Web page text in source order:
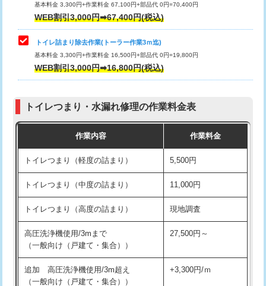
基本料金 3,300円+作業料金 67,100円+部品代 0円=70,400円
WEB割引3,000円➡67,400円(税込)
トイレ詰まり除去作業(トーラー作業3ｍ迄)
基本料金 3,300円+作業料金 16,500円+部品代 0円=19,800円
WEB割引3,000円➡16,800円(税込)
トイレつまり・水漏れ修理の作業料金表
作業内容 作業料金
トイレつまり（軽度の詰まり） 5,500円
トイレつまり（中度の詰まり） 11,000円
トイレつまり（高度の詰まり） 現地調査
高圧洗浄機使用/3mまで
（一般向け（戸建て・集合））
27,500円～
追加 高圧洗浄機使用/3m超え
（一般向け（戸建て・集合））
+3,300円/ｍ